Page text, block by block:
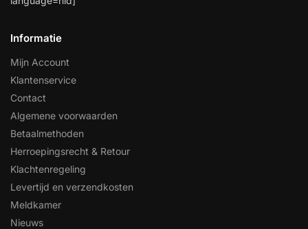
Informatie
Mijn Account
Klantenservice
Contact
Algemene voorwaarden
Betaalmethoden
Herroepingsrecht & Retour
Klachtenregeling
Levertijd en verzendkosten
Meldkamer
Nieuws